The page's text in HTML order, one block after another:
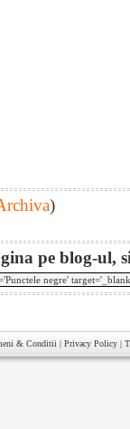
)
pe blog-ul,
& Conditii | Privacy Policy |